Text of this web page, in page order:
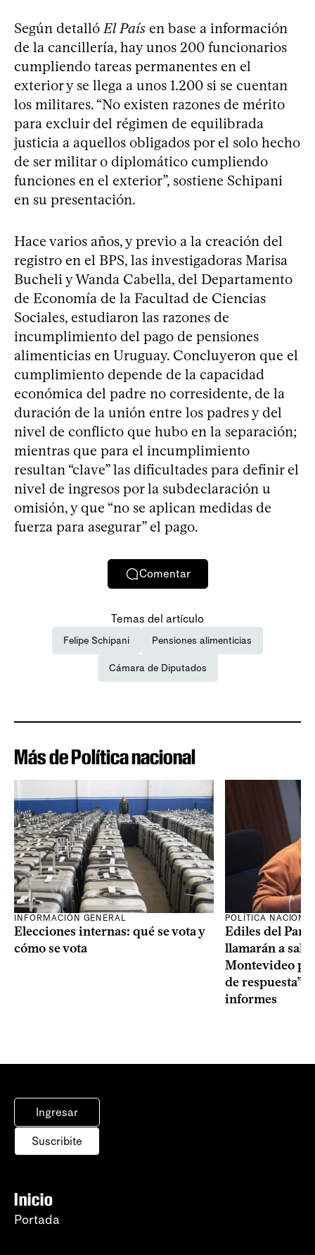
Según detalló El País en base a información
de la cancillería, hay unos 200 funcionarios
cumpliendo tareas permanentes en el
exterior y se llega a unos 1.200 si se cuentan
los militares. “No existen razones de mérito
para excluir del régimen de equilibrada
justicia a aquellos obligados por el solo hecho
de ser militar o diplomático cumpliendo
funciones en el exterior”, sostiene Schipani
en su presentación.
Hace varios años, y previo a la creación del
registro en el BPS, las investigadoras Marisa
Bucheli y Wanda Cabella, del Departamento
de Economía de la Facultad de Ciencias
Sociales, estudiaron las razones de
incumplimiento del pago de pensiones
alimenticias en Uruguay. Concluyeron que el
cumplimiento depende de la capacidad
económica del padre no corresidente, de la
duración de la unión entre los padres y del
nivel de conflicto que hubo en la separación;
mientras que para el incumplimiento
resultan “clave” las dificultades para definir el
nivel de ingresos por la subdeclaración u
omisión, y que “no se aplican medidas de
fuerza para asegurar” el pago.
Comentar
Temas del artículo
Felipe Schipani Pensiones alimenticias
Cámara de Diputados
Más de Política nacional
INFORMACIÓN GENERAL
Elecciones internas: qué se vota y
cómo se vota
POLÍTICA
Ediles del
llamarán a sala
Montevideo
de respuesta”
informes
Ingresar
Suscribite
Inicio
Portada